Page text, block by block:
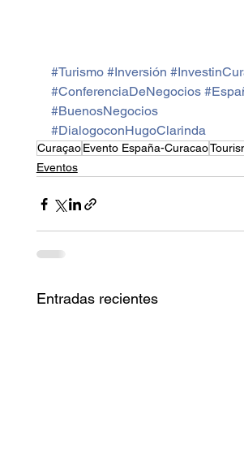
#Turismo #Inversión
#ConferenciaDeNegocios
#BuenosNegocios
#DialogoconHugoClarinda
Curaçao Evento España-Curacao
Eventos
Entradas recientes